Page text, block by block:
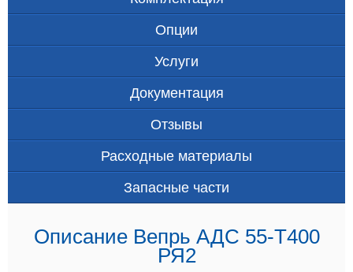
Опции
Услуги
Документация
Отзывы
Расходные материалы
Запасные части
Описание Вепрь АДС 55-Т400
РЯ2